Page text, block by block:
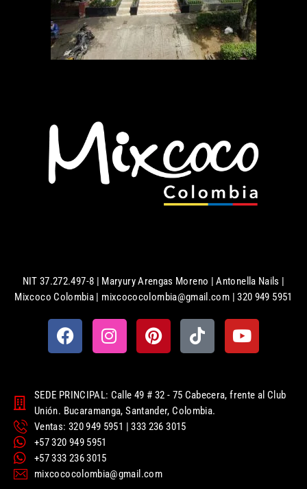
NIT 37.272.497-8 | Maryury Arengas Moreno | Antonella Nails |
Mixcoco Colombia | mixcococolombia@gmail.com | 320 949 5951
SEDE PRINCIPAL: Calle 49 # 32 - 75 Cabecera, frente al Club
Unión. Bucaramanga, Santander, Colombia.
Ventas: 320 949 5951 | 333 236 3015
+57 320 949 5951
+57 333 236 3015
mixcococolombia@gmail.com